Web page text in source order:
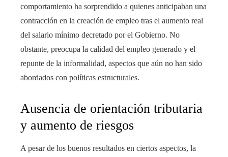
comportamiento ha sorprendido a quienes anticipaban una
contracción en la creación de empleo tras el aumento real
del salario mínimo decretado por el Gobierno. No
obstante, preocupa la calidad del empleo generado y el
repunte de la informalidad, aspectos que aún no han sido
abordados con políticas estructurales.
Ausencia de orientación tributaria
y aumento de riesgos
A pesar de los buenos resultados en ciertos aspectos, la